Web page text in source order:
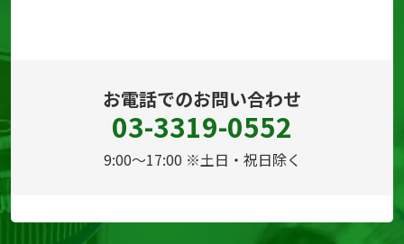
お電話でのお問い合わせ
03-3319-0552
9:00～17:00 ※土日・祝日除く